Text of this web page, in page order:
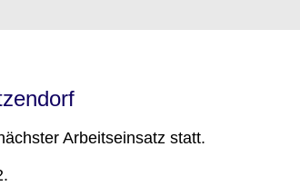
Arbeitseinsatz statt.